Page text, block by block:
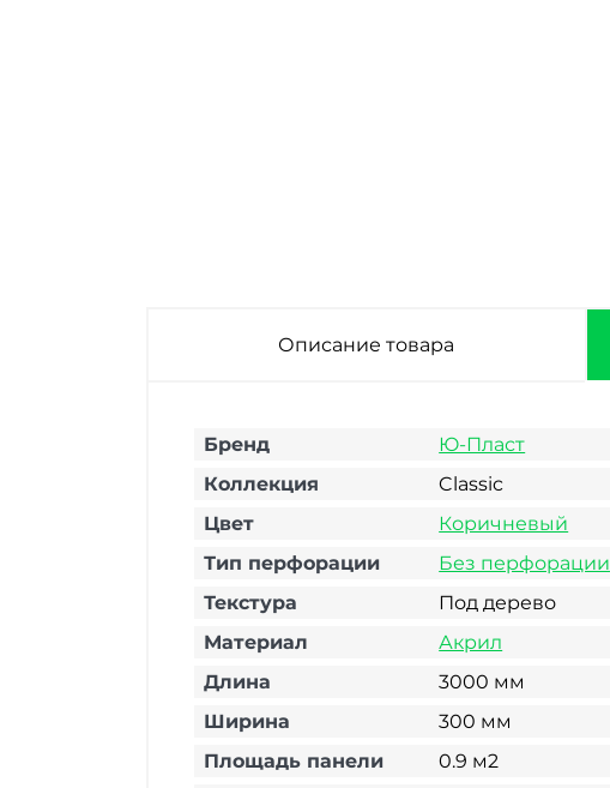
Описание товара
Бренд
Ю-Пласт
Коллекция
Classic
Цвет
Коричневый
Тип перфорации
Без перфорации
Текстура
Под дерево
Материал
Акрил
Длина
3000 мм
Ширина
300 мм
Площадь панели
0.9 м2